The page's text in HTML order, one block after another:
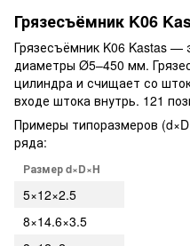
Грязесъёмник K06
Грязесъёмник K06 Kastas —
диаметры Ø5–450 мм.
цилиндра и счищает со
входе штока внутрь. 121
Примеры типоразмеров
ряда:
Размер d×D×H
5×12×2.5
8×14.6×3.5